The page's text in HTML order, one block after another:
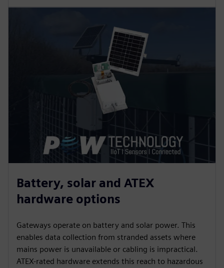
Battery, solar and ATEX
hardware options
Gateways operate on battery and solar power. This
enables data collection from stranded assets where
mains power is unavailable or cabling is impractical.
ATEX-rated hardware extends this reach to hazardous